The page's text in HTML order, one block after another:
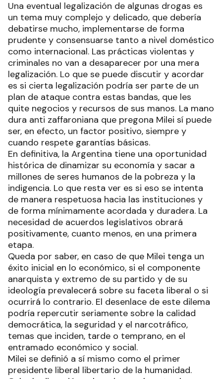
Una eventual legalización de algunas drogas es
un tema muy complejo y delicado, que debería
debatirse mucho, implementarse de forma
prudente y consensuarse tanto a nivel doméstico
como internacional. Las prácticas violentas y
criminales no van a desaparecer por una mera
legalización. Lo que se puede discutir y acordar
es si cierta legalización podría ser parte de un
plan de ataque contra estas bandas, que les
quite negocios y recursos de sus manos. La mano
dura anti zaffaroniana que pregona Milei sí puede
ser, en efecto, un factor positivo, siempre y
cuando respete garantías básicas.
En definitiva, la Argentina tiene una oportunidad
histórica de dinamizar su economía y sacar a
millones de seres humanos de la pobreza y la
indigencia. Lo que resta ver es si eso se intenta
de manera respetuosa hacia las instituciones y
de forma mínimamente acordada y duradera. La
necesidad de acuerdos legislativos obrará
positivamente, cuanto menos, en una primera
etapa.
Queda por saber, en caso de que Milei tenga un
éxito inicial en lo económico, si el componente
anarquista y extremo de su partido y de su
ideología prevalecerá sobre su faceta liberal o si
ocurrirá lo contrario. El desenlace de este dilema
podría repercutir seriamente sobre la calidad
democrática, la seguridad y el narcotráfico,
temas que inciden, tarde o temprano, en el
entramado económico y social.
Milei se definió a sí mismo como el primer
presidente liberal libertario de la humanidad.